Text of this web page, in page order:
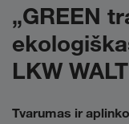
„GREEN
LKW
Tvarumas ir